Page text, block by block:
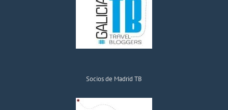
Socios de Madrid TB